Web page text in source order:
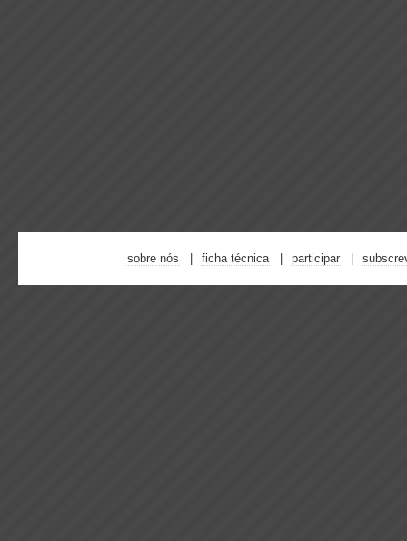
sobre nós ficha técnica participar